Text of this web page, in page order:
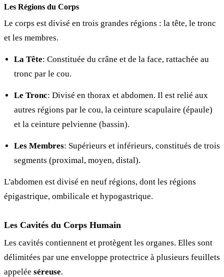
Les Régions du Corps
Le corps est divisé en trois grandes régions : la tête, le tronc
et les membres.
La Tête: Constituée du crâne et de la face, rattachée au
tronc par le cou.
Le Tronc: Divisé en thorax et abdomen. Il est relié aux
autres régions par le cou, la ceinture scapulaire (épaule)
et la ceinture pelvienne (bassin).
Les Membres: Supérieurs et inférieurs, constitués de trois
segments (proximal, moyen, distal).
L'abdomen est divisé en neuf régions, dont les régions
épigastrique, ombilicale et hypogastrique.
Les Cavités du Corps Humain
Les cavités contiennent et protègent les organes. Elles sont
délimitées par une enveloppe protectrice à plusieurs feuillets
appelée séreuse.